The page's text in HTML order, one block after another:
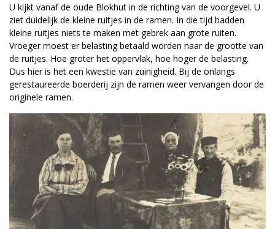
U kijkt vanaf de oude Blokhut in de richting van de voorgevel. U
ziet duidelijk de kleine ruitjes in de ramen. In die tijd hadden
kleine ruitjes niets te maken met gebrek aan grote ruiten.
Vroeger moest er belasting betaald worden naar de grootte van
de ruitjes. Hoe groter het oppervlak, hoe hoger de belasting.
Dus hier is het een kwestie van zuinigheid. Bij de onlangs
gerestaureerde boerderij zijn de ramen weer vervangen door de
originele ramen.